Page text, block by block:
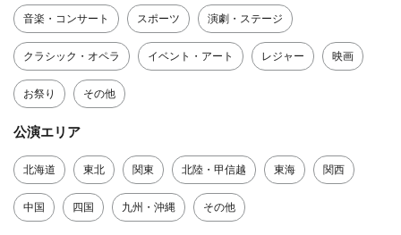
音楽・コンサート スポーツ 演劇・ステージ
クラシック・オペラ イベント・アート レジャー 映画
お祭り その他
公演エリア
北海道 東北 関東 北陸・甲信越 東海 関西
中国 四国 九州・沖縄 その他